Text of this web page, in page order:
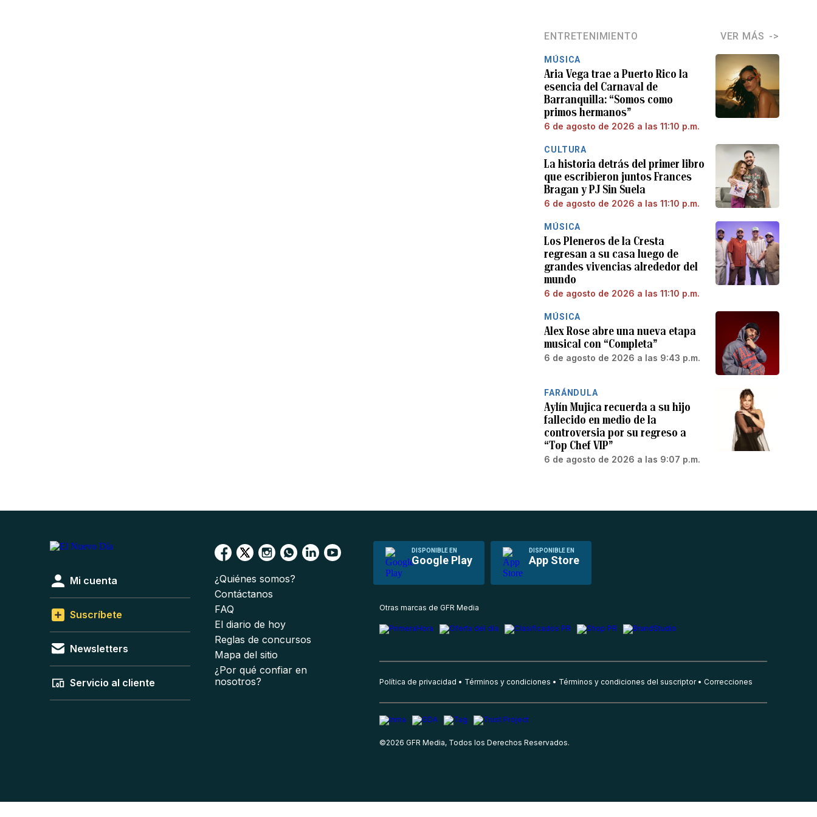
ENTRETENIMIENTO VER MÁS
MÚSICA
Aria Vega trae a Puerto Rico la
esencia del Carnaval de
Barranquilla: “Somos como
primos hermanos”
6 de agosto de 2026 a las 11:10 p.m.
CULTURA
La historia detrás del primer libro
que escribieron juntos Frances
Bragan y PJ Sin Suela
6 de agosto de 2026 a las 11:10 p.m.
MÚSICA
Los Pleneros de la Cresta
regresan a su casa luego de
grandes vivencias alrededor del
mundo
6 de agosto de 2026 a las 11:10 p.m.
MÚSICA
Alex Rose abre una nueva etapa
musical con “Completa”
6 de agosto de 2026 a las 9:43 p.m.
FARÁNDULA
Aylín Mujica recuerda a su hijo
fallecido en medio de la
controversia por su regreso a
“Top Chef VIP”
6 de agosto de 2026 a las 9:07 p.m.
DISPONIBLE EN
Google Play
DISPONIBLE EN
App Store
Mi cuenta
Suscríbete
Newsletters
Servicio al cliente
¿Quiénes somos?
Contáctanos
FAQ
El diario de hoy
Reglas de concursos
Mapa del sitio
¿Por qué confiar en
nosotros?
Otras marcas de GFR Media
Política de privacidad Términos y condiciones Términos y condiciones del suscriptor Correcciones
©2026 GFR Media, Todos los Derechos Reservados.